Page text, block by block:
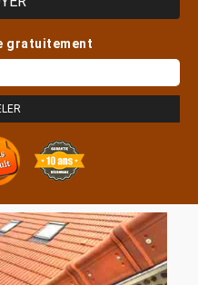
gratuitement